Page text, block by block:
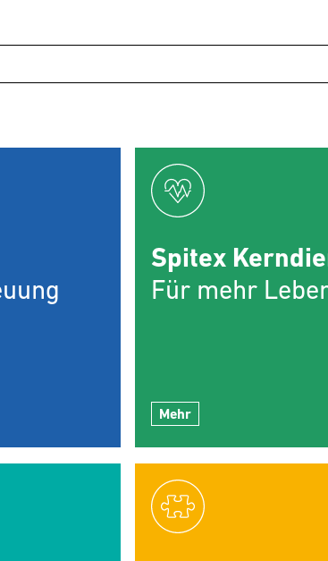
Spitex
Für mehr
Mehr